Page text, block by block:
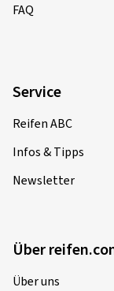
FAQ
Service
Reifen ABC
Infos & Tipps
Newsletter
Über
Über uns